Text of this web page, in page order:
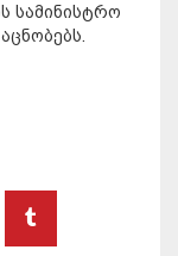
სამინისტრო